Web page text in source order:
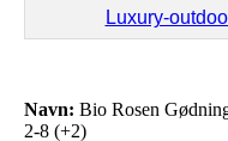
Luxury-
Navn: Bio Rosen
2-8 (+2)